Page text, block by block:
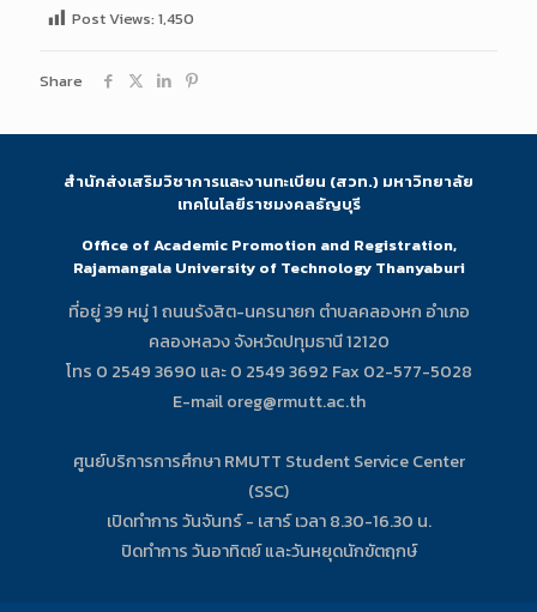
Post Views: 1,450
Share
สำนักส่งเสริมวิชาการและงานทะเบียน (สวท.) มหาวิทยาลัย
เทคโนโลยีราชมงคลธัญบุรี
Office of Academic Promotion and Registration,
Rajamangala University of Technology Thanyaburi
ที่อยู่ 39 หมู่ 1 ถนนรังสิต-นครนายก ตำบลคลองหก อำเภอ
คลองหลวง จังหวัดปทุมธานี 12120
โทร 0 2549 3690 และ 0 2549 3692 Fax 02-577-5028
E-mail oreg@rmutt.ac.th
ศูนย์บริการการศึกษา RMUTT Student Service Center
(SSC)
เปิดทำการ วันจันทร์ - เสาร์ เวลา 8.30-16.30 น.
ปิดทำการ วันอาทิตย์ และวันหยุดนักขัตฤกษ์